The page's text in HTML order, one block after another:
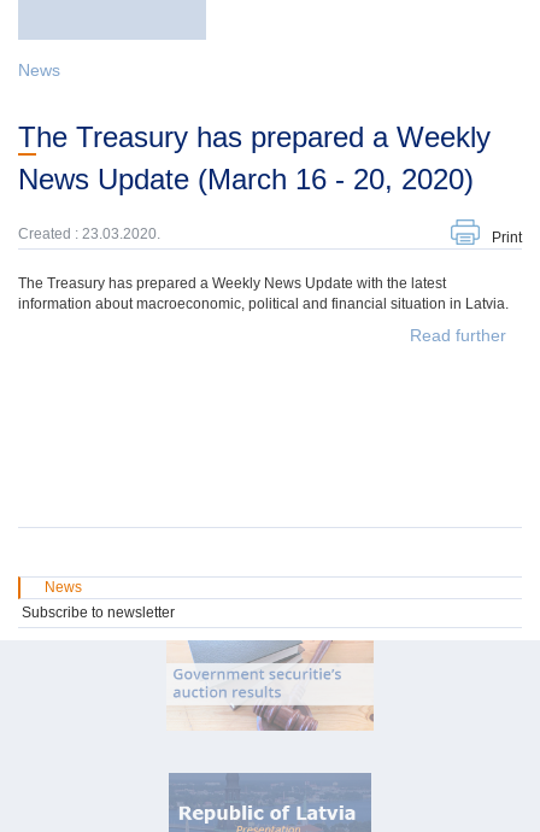
News
The Treasury has prepared a Weekly
News Update (March 16 - 20, 2020)
Created : 23.03.2020. Print
The Treasury has prepared a Weekly News Update with the latest
information about macroeconomic, political and financial situation in Latvia.
Read further
News
Subscribe to newsletter